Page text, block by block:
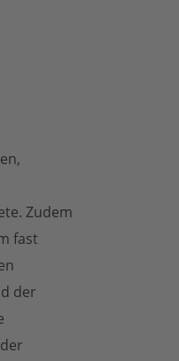
Zudem
fast
der